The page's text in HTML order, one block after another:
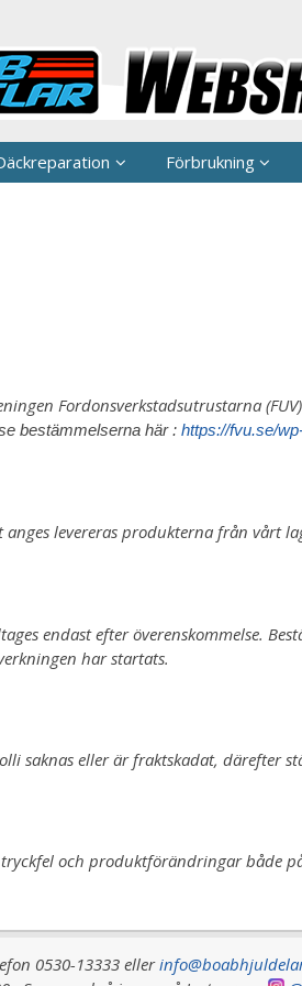
Förbrukning
Fordonsverkstadsutrustarna
bestämmelserna här : https://fvu.se/
levereras produkterna från vårt
endast efter överenskommelse.
har startats.
saknas eller är fraktskadat, därefter
tryckfel och produktförändringar både
0530-13333 eller